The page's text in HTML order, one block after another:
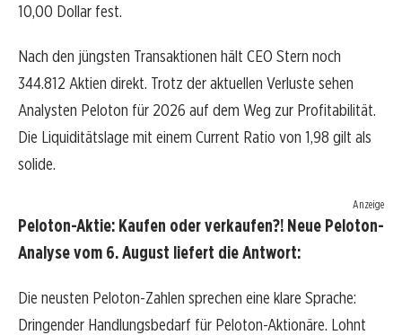
10,00 Dollar fest.
Nach den jüngsten Transaktionen hält CEO Stern noch
344.812 Aktien direkt. Trotz der aktuellen Verluste sehen
Analysten Peloton für 2026 auf dem Weg zur Profitabilität.
Die Liquiditätslage mit einem Current Ratio von 1,98 gilt als
solide.
Anzeige
Peloton-Aktie: Kaufen oder verkaufen?! Neue Peloton-
Analyse vom 6. August liefert die Antwort:
Die neusten Peloton-Zahlen sprechen eine klare Sprache:
Dringender Handlungsbedarf für Peloton-Aktionäre. Lohnt